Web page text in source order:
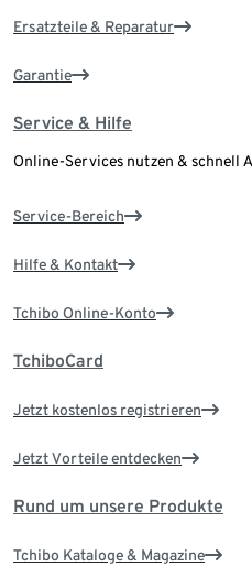
Ersatzteile & Reparatur
Garantie
Service & Hilfe
Online-Services nutzen & schnell
Service-Bereich
Hilfe & Kontakt
Tchibo Online-Konto
TchiboCard
Jetzt kostenlos registrieren
Jetzt Vorteile entdecken
Rund um unsere Produkte
Tchibo Kataloge & Magazine